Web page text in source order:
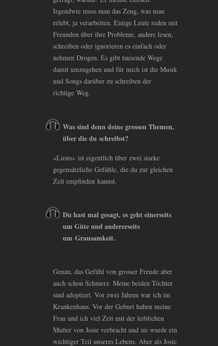
Irgendwie muss man das Zeug, was man
erlebt, ja verarbeiten. Einige Leute reden mit
Freunden über ihre Probleme, andere lesen,
schreiben oder ignorieren es einfach oder
nehmen Drogen. Es gibt tausende Wege
damit umzugehen und für mich ist die Musik
und Songs darüber zu schreiben der
richtige Weg.
Was sind denn deine grossen Themen,
über die du schreibst?
«Lions» ist eigentlich über zwei starke
gegensätzliche Gefühle, die du zur gleichen
Zeit empfinden kannst.
Du hast mal gesagt, es geht einerseits
um Güte und andererseits
um Grausamkeit.
Genau, das Gefühl von grosser Freude aber
auch schon Schmerz. Meine beiden Töchter
sind adoptiert. Vor zwei Jahren war ich im
Krankenhaus. Vor der Geburt haben meine
Frau und ich viel Zeit mit der leiblichen
Mutter von Josie verbracht und sie wurde ein
wichtiger Teil unseres Lebens. Aber als Josie